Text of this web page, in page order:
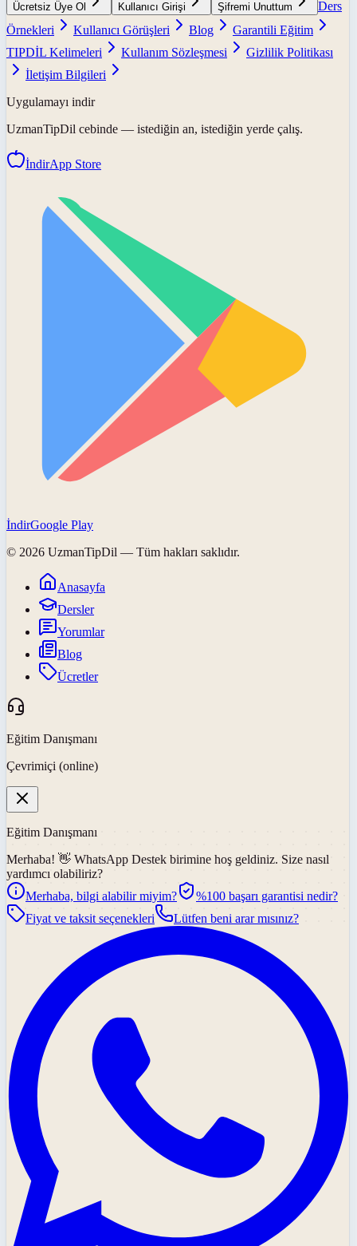
Ücretsiz Üye Ol Kullanıcı Girişi Şifremi Unuttum
Ders
Örnekleri
Kullanıcı Görüşleri Blog
Garantili Eğitim
TIPDİL Kelimeleri
Kullanım Sözleşmesi
Gizlilik Politikası
İletişim Bilgileri
Uygulamayı indir
UzmanTipDil cebinde — istediğin an, istediğin yerde çalış.
İndirApp Store
İndirGoogle Play
© 2026 UzmanTipDil — Tüm hakları saklıdır.
Anasayfa
Dersler
Yorumlar
Blog
Ücretler
Eğitim Danışmanı
Çevrimiçi (online)
Eğitim Danışmanı
Merhaba! 👋 WhatsApp Destek birimine hoş geldiniz. Size nasıl
yardımcı olabiliriz?
Merhaba, bilgi alabilir miyim?
%100 başarı garantisi nedir?
Fiyat ve taksit seçenekleri
Lütfen beni arar mısınız?